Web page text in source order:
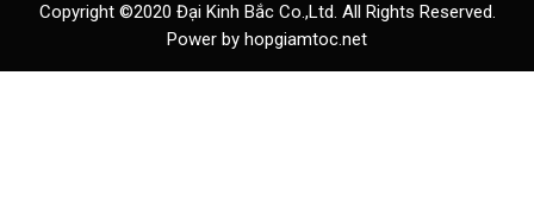
Copyright ©2020 Đại Kinh Bắc Co.,Ltd. All Rights Reserved.
Power by hopgiamtoc.net